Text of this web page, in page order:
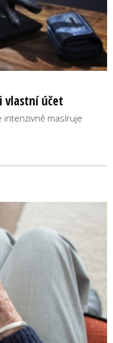
vlastní účet
intenzivně masíruje